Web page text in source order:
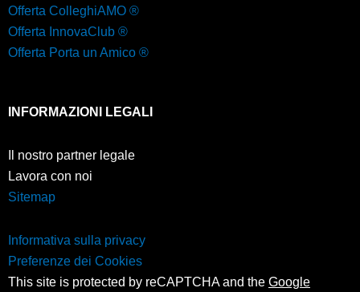
Offerta ColleghiAMO ®
Offerta InnovaClub ®
Offerta Porta un Amico ®
INFORMAZIONI LEGALI
Il nostro partner legale
Lavora con noi
Sitemap
Informativa sulla privacy
Preferenze dei Cookies
This site is protected by reCAPTCHA and the Google